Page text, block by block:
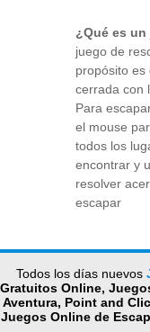
¿Qué es
juego de
propósito es
cerrada con
Para
el mouse
todos los
encontrar y
resolver
escapar
Todos los días nuevos
Gratuitos Online,
Aventura, Point and
Juegos Online de